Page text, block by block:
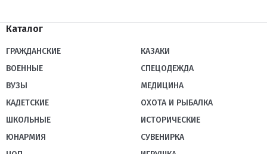
Каталог
ГРАЖДАНСКИЕ
ВОЕННЫЕ
ВУЗЫ
КАДЕТСКИЕ
ШКОЛЬНЫЕ
ЮНАРМИЯ
КАЗАКИ
СПЕЦОДЕЖДА
МЕДИЦИНА
ОХОТА И РЫБАЛКА
ИСТОРИЧЕСКИЕ
СУВЕНИРКА